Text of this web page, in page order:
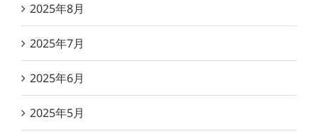
2025年8月
2025年7月
2025年6月
2025年5月